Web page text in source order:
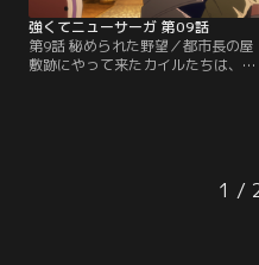
強くてニューサーガ 第09話
第9話 秘められた野望／都市長の屋
敷跡にやって来たカイルたちは、瓦
体と禁呪の儀式を行った痕跡、そし
て祭壇上で魔力の光を帯びて輝く魔
1